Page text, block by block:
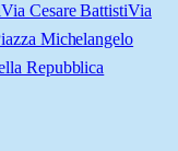
Via Cesare BattistiVia
Michelangelo
Repubblica